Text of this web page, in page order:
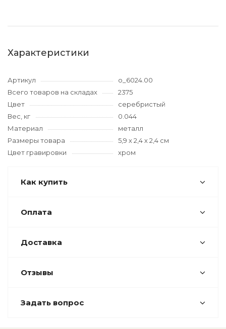
Характеристики
Артикул
o_6024.00
Всего товаров на складах
2375
Цвет
серебристый
Вес, кг
0.044
Материал
металл
Размеры товара
5,9 х 2,4 х 2,4 см
Цвет гравировки
хром
Как купить
Оплата
Доставка
Отзывы
Задать вопрос